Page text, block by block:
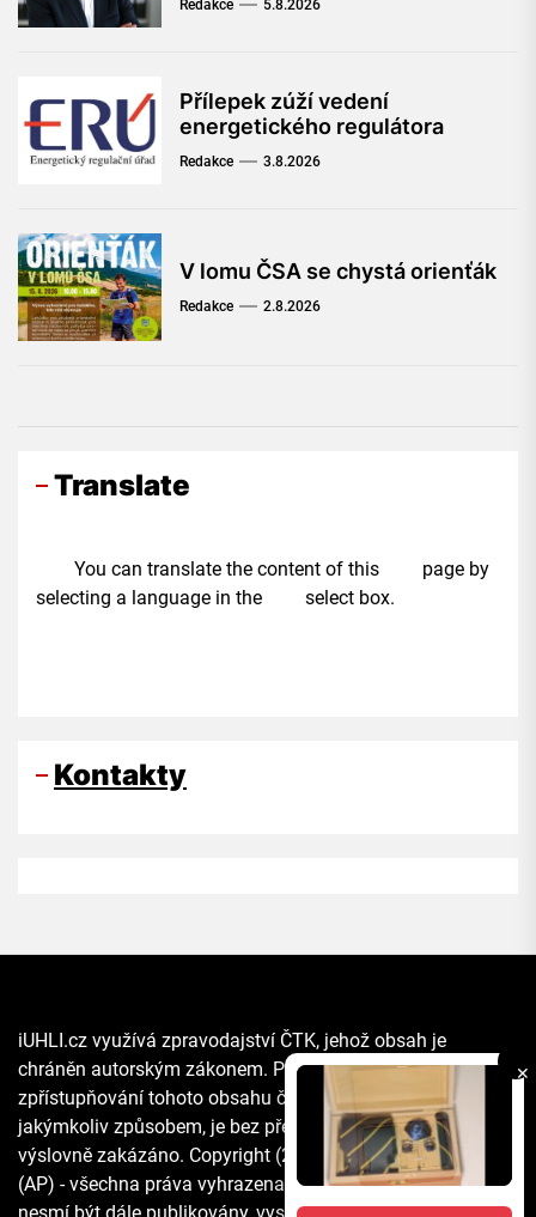
Redakce 5.8.2026
Přílepek zúží vedení
energetického regulátora
Redakce 3.8.2026
V lomu ČSA se chystá orienťák
Redakce 2.8.2026
Translate
You can translate the content of this page by
selecting a language in the select box.
Kontakty
✕
iUHLI.cz využívá zpravodajství ČTK, jehož obsah je
chráněn autorským zákonem. Přepis, šíření či další
zpřístupňování tohoto obsahu či jeho části veřejnosti, a to
jakýmkoliv způsobem, je bez předchozího souhlasu ČTK
výslovně zakázáno. Copyright (2021) The Associated Press
(AP) - všechna práva vyhrazena. Materiály agentury AP